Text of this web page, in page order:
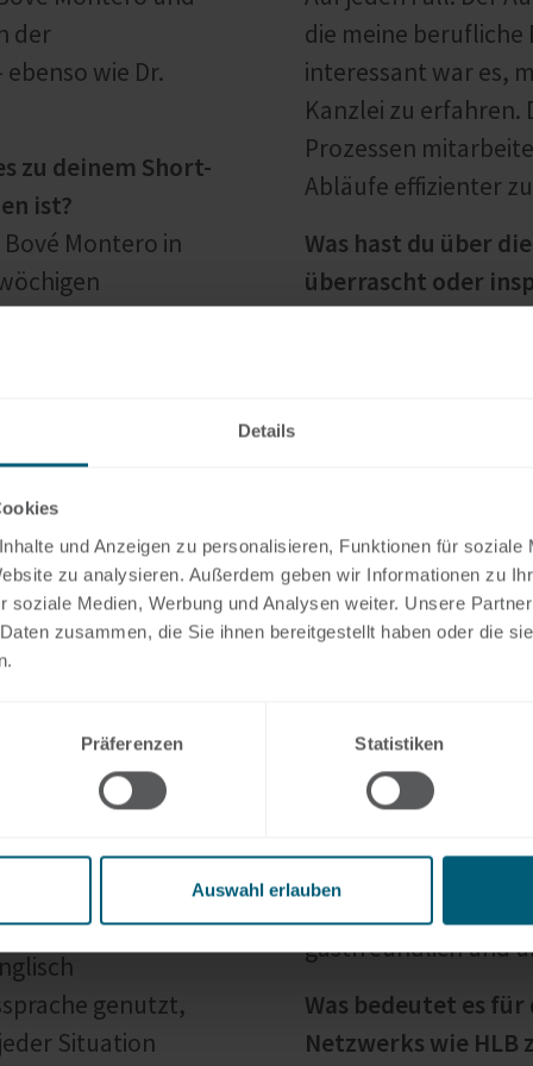
Details
und Anzeigen zu personalisieren, Funktionen für soziale
zu analysieren. Außerdem geben wir Informationen zu
soziale Medien, Werbung und Analysen weiter. Unsere
zusammen, die Sie ihnen bereitgestellt haben oder die
Präferenzen Statistiken
Auswahl erlauben
der
wie Dr.
zu deinem Short-
ist?
Montero in
eines fachlichen
einem solchen
Barcelona
von Bové
Abteilung
und dem Team
und offen, und
Die
zu
sich
(lacht).
die sich auf
wird
genutzt,
Situation
die meine
interessant war es,
Kanzlei zu erfahren.
Prozessen
Abläufe effizienter
Was hast du über
überrascht oder
Der Betrieb vor Ort
Arbeitszeiten von
bei der auch
geben eine klare
wider. Bei uns gibt
Kleiderordnung,
entspannter macht.
Wie unterscheidet
dem in Deutschland?
Besonders
der Menschen in
anders als in
ehemalige
Kontakte
ich zu einem
Gästezimmer
gastfreundlich und
Was bedeutet es
Netzwerks wie HLB